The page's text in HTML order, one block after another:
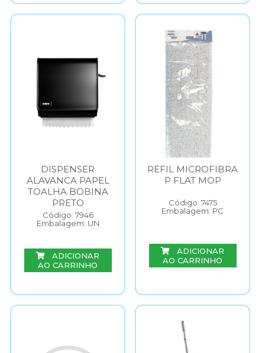
DISPENSER
ALAVANCA PAPEL
TOALHA BOBINA
PRETO
Código: 7946
Embalagem: UN
ADICIONAR
AO CARRINHO
REFIL MICROFIBRA
P FLAT MOP
Código: 7475
Embalagem: PC
ADICIONAR
AO CARRINHO